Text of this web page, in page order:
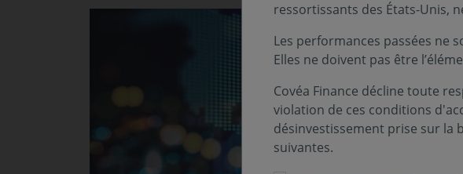
ressortissants des États-Unis,
Les performances passées ne
Elles ne doivent pas être
Covéa Finance décline toute
violation de ces conditions
désinvestissement prise sur la
suivantes.